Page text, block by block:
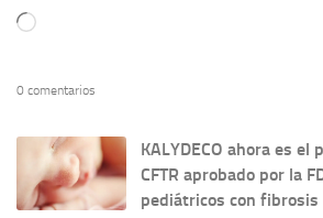
Cargando...
0 comentarios
KALYDECO ahora es
CFTR aprobado por la
pediátricos con